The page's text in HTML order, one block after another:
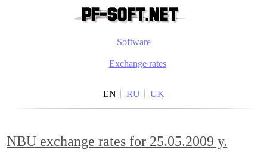
Software
Exchange rates
EN RU UK
NBU exchange rates for 25.05.2009 y.